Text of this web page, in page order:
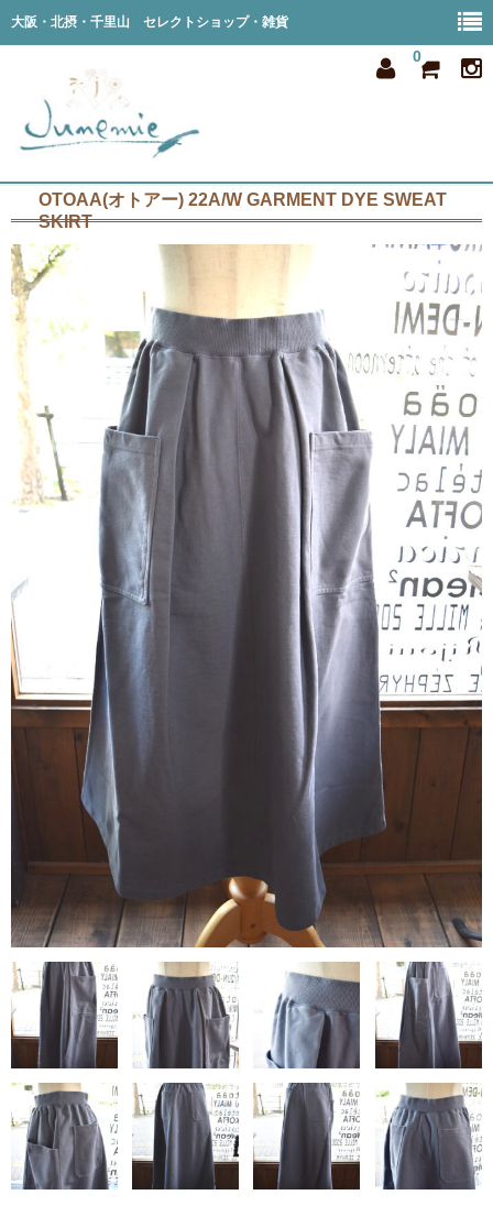
大阪・北摂・千里山 セレクトショップ・雑貨
0
home
all item
order
privacy
shop info
blog
OTOAA(オトアー) 22A/W GARMENT DYE SWEAT
SKIRT